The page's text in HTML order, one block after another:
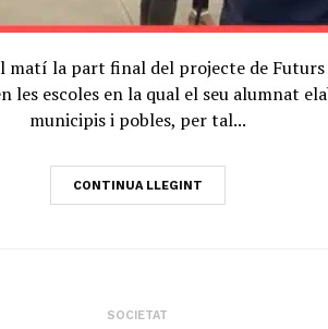
matí la part final del projecte de Futurs
escoles en la qual el seu alumnat
municipis i pobles, per tal...
CONTINUA LLEGINT
SOCIETAT